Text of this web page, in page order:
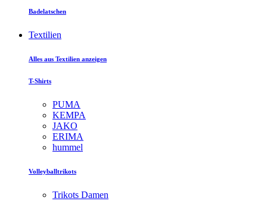
Badelatschen
Textilien
Alles aus Textilien anzeigen
T-Shirts
PUMA
KEMPA
JAKO
ERIMA
hummel
Volleyballtrikots
Trikots Damen